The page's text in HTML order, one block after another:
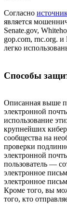
Согласно
является
Senate.gov,
gop.com, rnc.org.
легко
Способы
Описанная выше
электронной
использование
крупнейших
сообщества на
проверки
электронной
пользователь —
электронное
электронное
Кроме того, вы
того, кто